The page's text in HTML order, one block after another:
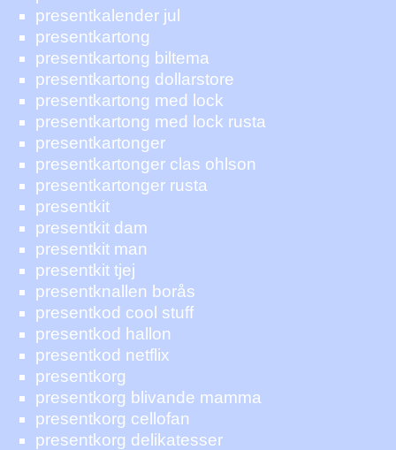
presentkalender jul
presentkartong
presentkartong biltema
presentkartong dollarstore
presentkartong med lock
presentkartong med lock rusta
presentkartonger
presentkartonger clas ohlson
presentkartonger rusta
presentkit
presentkit dam
presentkit man
presentkit tjej
presentknallen borås
presentkod cool stuff
presentkod hallon
presentkod netflix
presentkorg
presentkorg blivande mamma
presentkorg cellofan
presentkorg delikatesser